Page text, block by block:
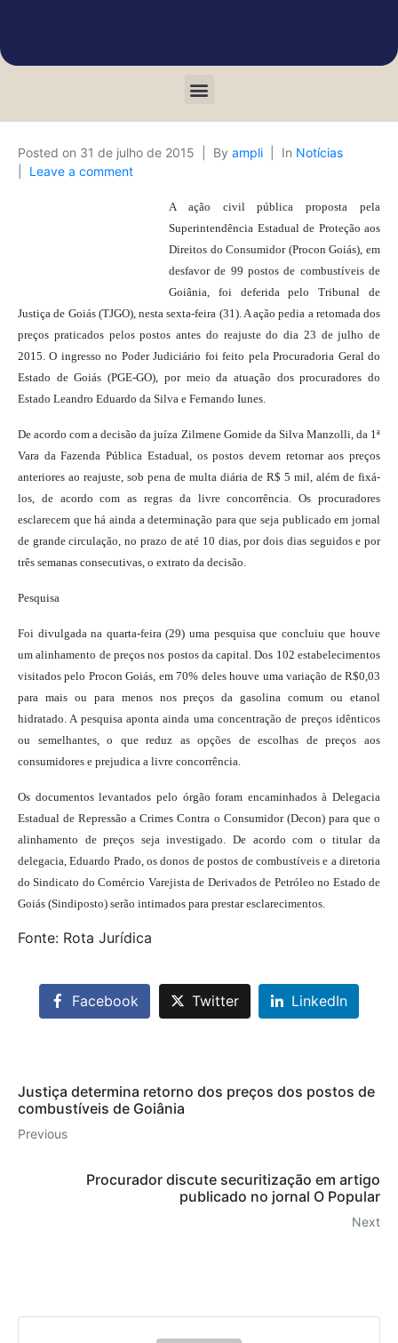
Posted on 31 de julho de 2015 By ampli In Notícias
Leave a comment
A ação civil pública proposta pela
Superintendência Estadual de Proteção aos
Direitos do Consumidor (Procon Goiás), em
desfavor de 99 postos de combustíveis de
Goiânia, foi deferida pelo Tribunal de
Justiça de Goiás (TJGO), nesta sexta-feira (31). A ação pedia a retomada dos
preços praticados pelos postos antes do reajuste do dia 23 de julho de
2015. O ingresso no Poder Judiciário foi feito pela Procuradoria Geral do
Estado de Goiás (PGE-GO), por meio da atuação dos procuradores do
Estado Leandro Eduardo da Silva e Fernando Iunes.
De acordo com a decisão da juíza Zilmene Gomide da Silva Manzolli, da 1ª
Vara da Fazenda Pública Estadual, os postos devem retornar aos preços
anteriores ao reajuste, sob pena de multa diária de R$ 5 mil, além de fixá-
los, de acordo com as regras da livre concorrência. Os procuradores
esclarecem que há ainda a determinação para que seja publicado em jornal
de grande circulação, no prazo de até 10 dias, por dois dias seguidos e por
três semanas consecutivas, o extrato da decisão.
Pesquisa
Foi divulgada na quarta-feira (29) uma pesquisa que concluiu que houve
um alinhamento de preços nos postos da capital. Dos 102 estabelecimentos
visitados pelo Procon Goiás, em 70% deles houve uma variação de R$0,03
para mais ou para menos nos preços da gasolina comum ou etanol
hidratado. A pesquisa aponta ainda uma concentração de preços idênticos
ou semelhantes, o que reduz as opções de escolhas de preços aos
consumidores e prejudica a livre concorrência.
Os documentos levantados pelo órgão foram encaminhados à Delegacia
Estadual de Repressão a Crimes Contra o Consumidor (Decon) para que o
alinhamento de preços seja investigado. De acordo com o titular da
delegacia, Eduardo Prado, os donos de postos de combustíveis e a diretoria
do Sindicato do Comércio Varejista de Derivados de Petróleo no Estado de
Goiás (Sindiposto) serão intimados para prestar esclarecimentos.
Fonte: Rota Jurídica
Facebook Twitter LinkedIn
Justiça determina retorno dos preços dos postos de
combustíveis de Goiânia
Previous
Procurador discute securitização em artigo
publicado no jornal O Popular
Next